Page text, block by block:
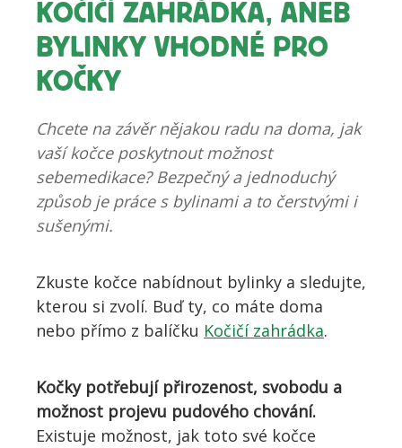
KOČIČÍ ZAHRÁDKA, ANEB
BYLINKY VHODNÉ PRO
KOČKY
Chcete na závěr nějakou radu na doma, jak
vaší kočce poskytnout možnost
sebemedikace? Bezpečný a jednoduchý
způsob je práce s bylinami a to čerstvými i
sušenými.
Zkuste kočce nabídnout bylinky a sledujte,
kterou si zvolí. Buď ty, co máte doma
nebo přímo z balíčku Kočičí zahrádka.
Kočky potřebují přirozenost, svobodu a
možnost projevu pudového chování.
Existuje možnost, jak toto své kočce